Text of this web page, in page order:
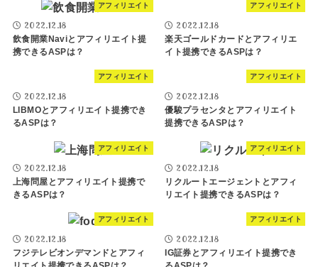
アフィリエイト
2022.12.18
飲食開業Naviとアフィリエイト提
携できるASPは？
アフィリエイト
2022.12.18
楽天ゴールドカードとアフィリエ
イト提携できるASPは？
アフィリエイト
2022.12.18
LIBMOとアフィリエイト提携でき
るASPは？
アフィリエイト
2022.12.18
優駿プラセンタとアフィリエイト
提携できるASPは？
アフィリエイト
2022.12.18
上海問屋とアフィリエイト提携で
きるASPは？
アフィリエイト
2022.12.18
リクルートエージェントとアフィ
リエイト提携できるASPは？
アフィリエイト
2022.12.18
フジテレビオンデマンドとアフィ
アフィリエイト
2022.12.18
IG証券とアフィリエイト提携でき